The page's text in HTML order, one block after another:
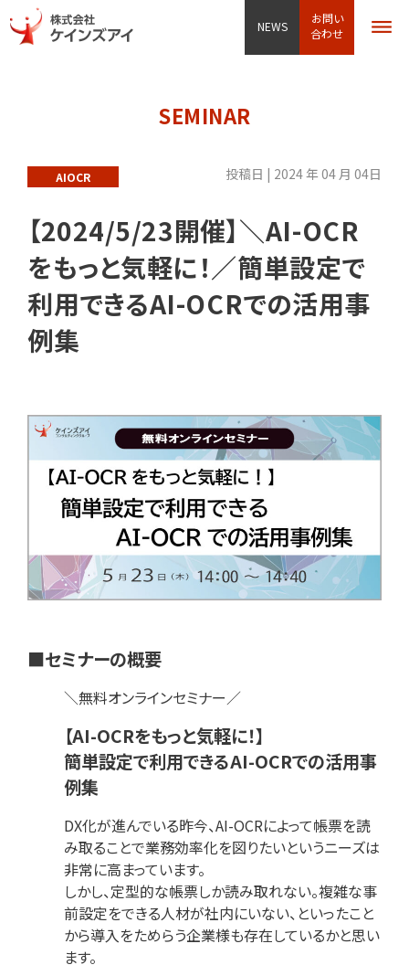
NEWS
お問い
合わせ
SEMINAR
AIOCR 投稿日 | 2024 年 04 月 04日
【2024/5/23開催】＼AI-OCR
をもっと気軽に！／簡単設定で
利用できるAI-OCRでの活用事
例集
■セミナーの概要
＼無料オンラインセミナー／
【AI-OCRをもっと気軽に！】
簡単設定で利用できるAI-OCRでの活用事
例集
DX化が進んでいる昨今、AI-OCRによって帳票を読
み取ることで業務効率化を図りたいというニーズは
非常に高まっています。
しかし、定型的な帳票しか読み取れない。複雑な事
前設定をできる人材が社内にいない、といったこと
から導入をためらう企業様も存在しているかと思い
ます。